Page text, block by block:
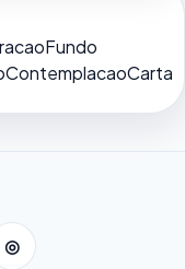
Fundo
ContemplacaoCarta
◎